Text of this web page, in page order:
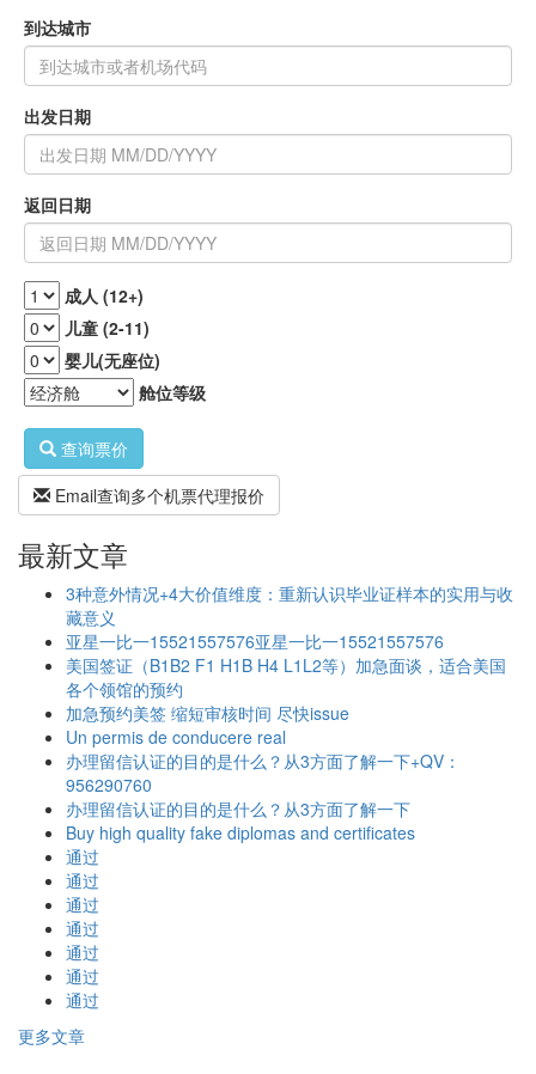
比
一
到达城市
出发日期
返回日期
成人 (12+)
儿童 (2-11)
婴儿(无座位)
舱位等级
查询票价
Email查询多个机票代理报价
最新文章
3种意外情况+4大价值维度：重新认识毕业证样本的实用与收
藏意义
亚星一比一15521557576亚星一比一15521557576
美国签证（B1B2 F1 H1B H4 L1L2等）加急面谈，适合美国
各个领馆的预约
加急预约美签 缩短审核时间 尽快issue
Un permis de conducere real
办理留信认证的目的是什么？从3方面了解一下+QV：
956290760
办理留信认证的目的是什么？从3方面了解一下
Buy high quality fake diplomas and certificates
通过
通过
通过
通过
通过
通过
通过
更多文章